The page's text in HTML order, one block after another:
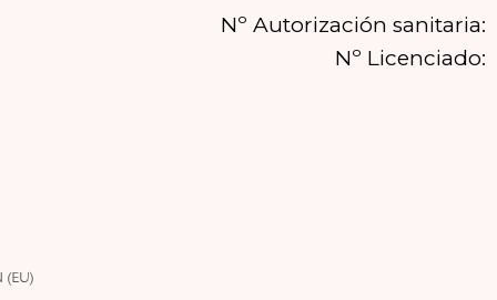
Nº Autorización sanitaria:
Nº Licenciado: